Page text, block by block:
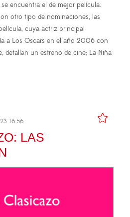
encuentra el de mejor película.
otro tipo de nominaciones, las
cuya actriz principal
a Los Oscars en el año 2006 con
detallan un estreno de cine; La Niña
16:56
LAS